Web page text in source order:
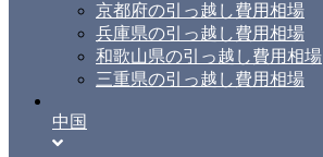
京都府の引っ越し費用相場
兵庫県の引っ越し費用相場
和歌山県の引っ越し費用相場
三重県の引っ越し費用相場
中国